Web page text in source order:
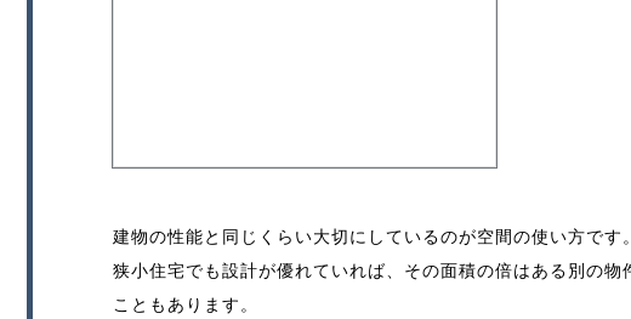
建物の性能と同じくらい大切にしているのが空間の使い方です。
狭小住宅でも設計が優れていれば、その面積の倍はある別の物
こともあります。